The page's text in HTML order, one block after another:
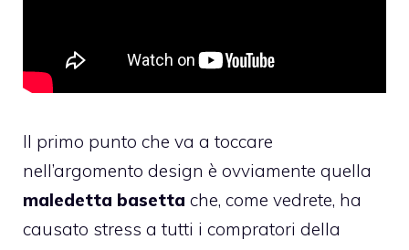
Il primo punto che va a toccare
nell’argomento design è ovviamente quella
maledetta basetta che, come vedrete, ha
causato stress a tutti i compratori della